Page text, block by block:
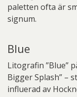
paletten ofta är
signum.
Blue
Litografin ”Blue”
Bigger Splash” –
influerad av